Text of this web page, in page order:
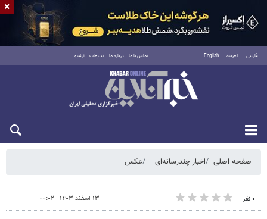
فارسی العربية English تماس با ما درباره ما تبلیغات آرشیو
دوشنبه ۱۹ مرداد ۱۴۰۵
صفحه اصلی اخبار چندرسانه‌ای عکس
۰ نفر ۱۳ اسفند ۱۴۰۳ - ۰۰:۰۲
×